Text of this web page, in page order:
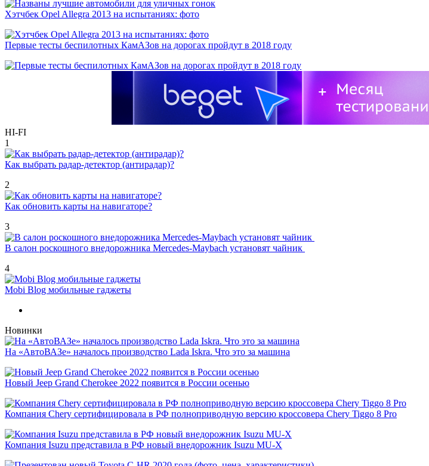
Хэтчбек Opel Allegra 2013 на испытаниях: фото
Первые тесты беспилотных КамАЗов на дорогах пройдут в 2018 году
HI-FI
1
Как выбрать радар-детектор (антирадар)?
2
Как обновить карты на навигаторе?
3
В салон роскошного внедорожника Mercedes-Maybach установят чайник
4
Mobi Blog мобильные гаджеты
Новинки
На «АвтоВАЗе» началось производство Lada Iskra. Что это за машина
Новый Jeep Grand Cherokee 2022 появится в России осенью
Компания Chery сертифицировала в РФ полноприводную версию кроссовера Chery Tiggo 8 Pro
Компания Isuzu представила в РФ новый внедорожник Isuzu MU-X